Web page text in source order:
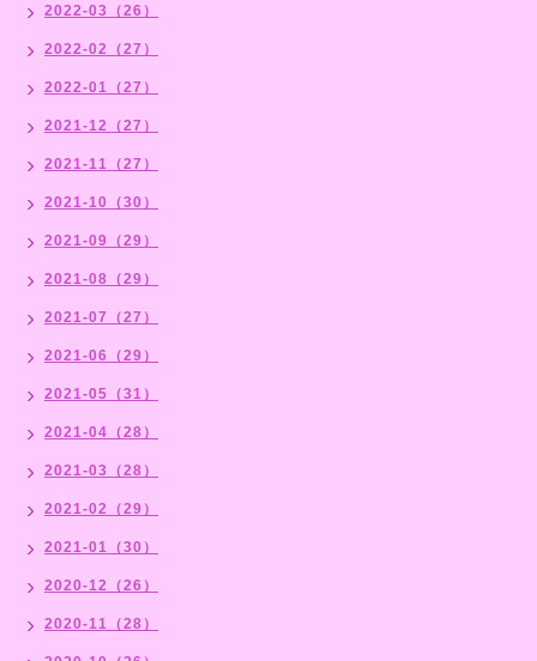
2022-03（26）
2022-02（27）
2022-01（27）
2021-12（27）
2021-11（27）
2021-10（30）
2021-09（29）
2021-08（29）
2021-07（27）
2021-06（29）
2021-05（31）
2021-04（28）
2021-03（28）
2021-02（29）
2021-01（30）
2020-12（26）
2020-11（28）